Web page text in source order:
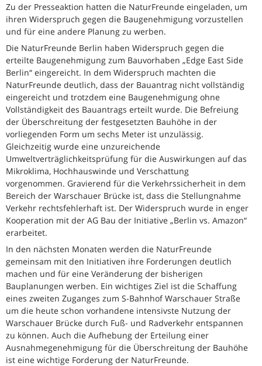
Zu der Presseaktion hatten die NaturFreunde eingeladen, um
ihren Widerspruch gegen die Baugenehmigung vorzustellen
und für eine andere Planung zu werben.
Die NaturFreunde Berlin haben Widerspruch gegen die
erteilte Baugenehmigung zum Bauvorhaben „Edge East Side
Berlin“ eingereicht. In dem Widerspruch machten die
NaturFreunde deutlich, dass der Bauantrag nicht vollständig
eingereicht und trotzdem eine Baugenehmigung ohne
Vollständigkeit des Bauantrags erteilt wurde. Die Befreiung
der Überschreitung der festgesetzten Bauhöhe in der
vorliegenden Form um sechs Meter ist unzulässig.
Gleichzeitig wurde eine unzureichende
Umweltverträglichkeitsprüfung für die Auswirkungen auf das
Mikroklima, Hochhauswinde und Verschattung
vorgenommen. Gravierend für die Verkehrssicherheit in dem
Bereich der Warschauer Brücke ist, dass die Stellungnahme
Verkehr rechtsfehlerhaft ist. Der Widerspruch wurde in enger
Kooperation mit der AG Bau der Initiative „Berlin vs. Amazon“
erarbeitet.
In den nächsten Monaten werden die NaturFreunde
gemeinsam mit den Initiativen ihre Forderungen deutlich
machen und für eine Veränderung der bisherigen
Bauplanungen werben. Ein wichtiges Ziel ist die Schaffung
eines zweiten Zuganges zum S-Bahnhof Warschauer Straße
um die heute schon vorhandene intensivste Nutzung der
Warschauer Brücke durch Fuß- und Radverkehr entspannen
zu können. Auch die Aufhebung der Erteilung einer
Ausnahmegenehmigung für die Überschreitung der Bauhöhe
ist eine wichtige Forderung der NaturFreunde.